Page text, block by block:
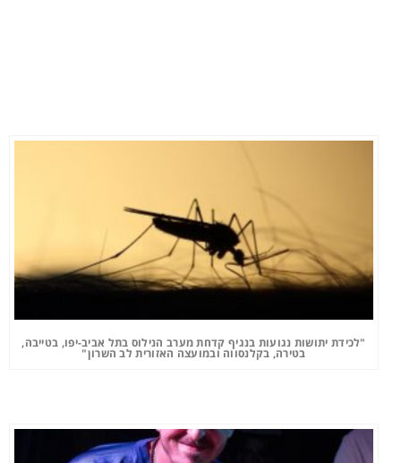
"לכידת יתושות נגועות בנגיף קדחת מערב הנילוס בתל אביב-יפו, בטייבה,
בטירה, בקלנסווה ובמועצה האזורית לב השרון"